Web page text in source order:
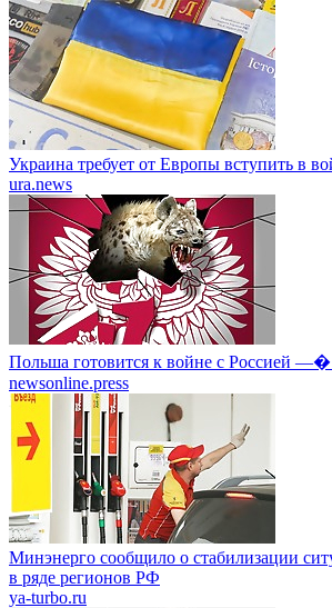
Украина требует от Европы вступить в
ura.news
Польша готовится к войне с Россией
newsonline.press
Минэнерго сообщило о стабилизации
в ряде регионов РФ
ya-turbo.ru